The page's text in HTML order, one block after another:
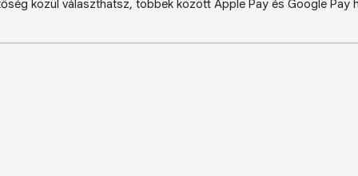
közül választhatsz, többek között Apple Pay és Google Pay